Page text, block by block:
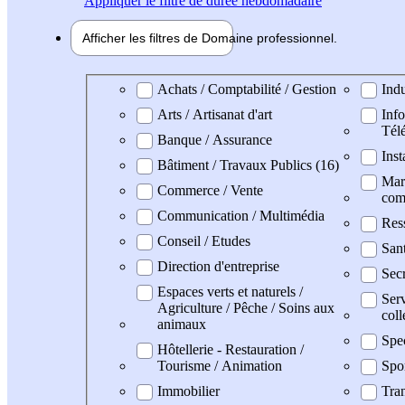
Afficher les filtres de Domaine professionnel
Domaine professionel
Achats / Comptabilité / Gestion
Arts / Artisanat d'art
Banque / Assurance
Bâtiment / Travaux Publics (16)
Commerce / Vente
Communication / Multimédia
Conseil / Etudes
Direction d'entreprise
Espaces verts et naturels /
Agriculture / Pêche / Soins aux
animaux
Hôtellerie - Restauration /
Tourisme / Animation
Immobilier